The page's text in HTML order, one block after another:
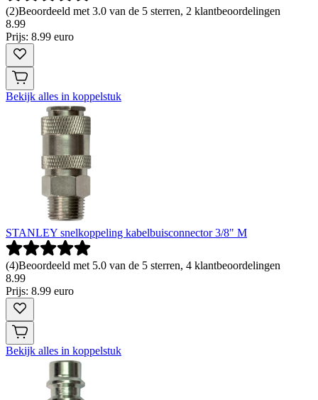
(2)Beoordeeld met 3.0 van de 5 sterren, 2 klantbeoordelingen
8.99
Prijs: 8.99 euro
Bekijk alles in koppelstuk
STANLEY snelkoppeling kabelbuisconnector 3/8" M
(4)Beoordeeld met 5.0 van de 5 sterren, 4 klantbeoordelingen
8.99
Prijs: 8.99 euro
Bekijk alles in koppelstuk